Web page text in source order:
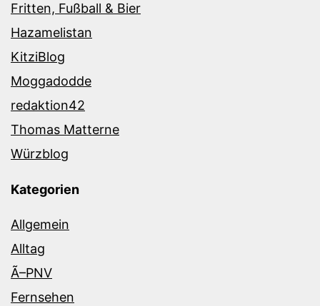
Fritten, Fußball & Bier
Hazamelistan
KitziBlog
Moggadodde
redaktion42
Thomas Matterne
Würzblog
Kategorien
Allgemein
Alltag
Ã–PNV
Fernsehen